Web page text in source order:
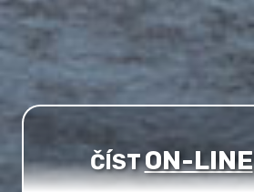
ČÍSTON-LINE